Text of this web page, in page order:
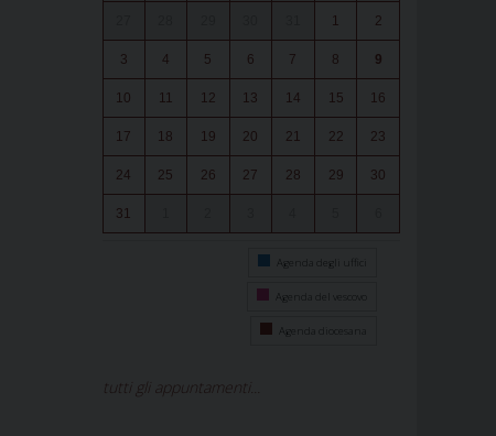
1 2
3 4 5 6 7 8 9
10 11 12 13 14 15 16
17 18 19 20 21 22 23
24 25 26 27 28 29 30
31
Agenda degli uffici
Agenda del vescovo
Agenda diocesana
tutti gli appuntamenti...